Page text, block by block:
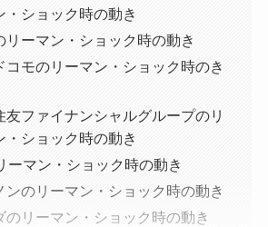
・ショック時の動き
リーマン・ショック時の動き
コモのリーマン・ショック時のき
友ファイナンシャルグループのリ
・ショック時の動き
ーマン・ショック時の動き
ンのリーマン・ショック時の動き
のリーマン・ショック時の動き